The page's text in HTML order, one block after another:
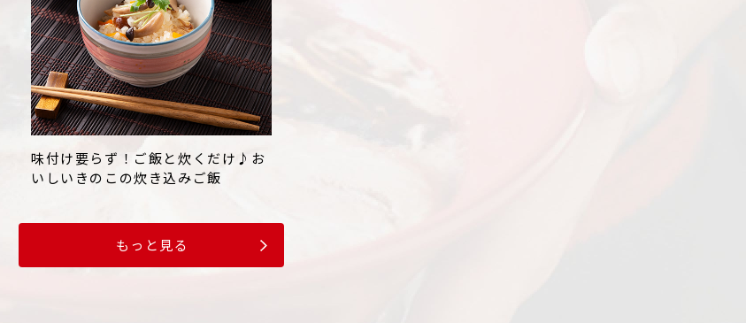
味付け要らず！ご飯と炊くだけ♪お
いしいきのこの炊き込みご飯
もっと見る